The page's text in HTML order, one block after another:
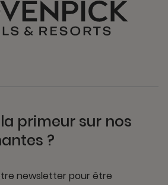
primeur sur nos
?
newsletter pour être